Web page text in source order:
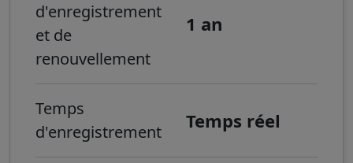
d'enregistrement
et de
renouvellement
1 an
Temps
d'enregistrement
Temps réel